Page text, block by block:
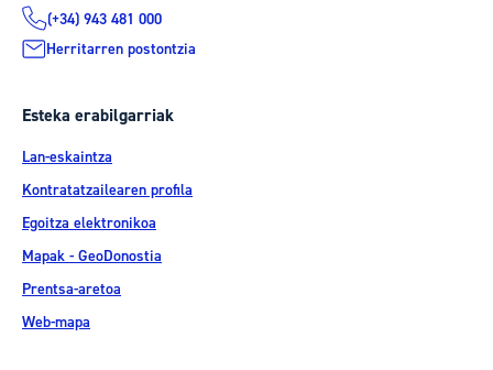
(+34) 943 481 000
Herritarren postontzia
Esteka erabilgarriak
Lan-eskaintza
Kontratatzailearen profila
Egoitza elektronikoa
Mapak - GeoDonostia
Prentsa-aretoa
Web-mapa